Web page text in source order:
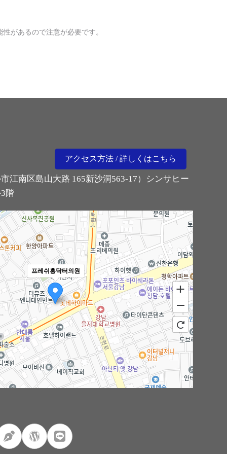
があるので注意が必要です。
アクセス方法 / 詳しくはこちら
江南区島山大路 165新沙洞563-17）シンサヒー
階
프레쉬홍닥터의원